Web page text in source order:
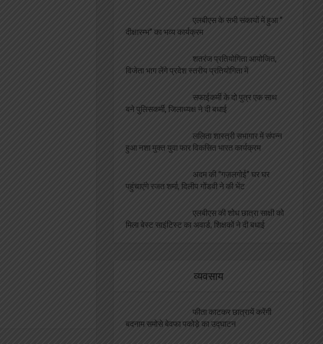
एलबीएस के सभी संकायों में हुआ ”
दीक्षारम्भ” का भव्य कार्यक्रम
शतरंज प्रतियोगिता आयोजित,
विजेता भाग लेंगे प्रदेश स्तरीय प्रतियोगिता में
सफाईकर्मी के दो पुत्र एक साथ
बने पुलिसकर्मी, जिलाध्यक्ष ने दी बधाई
ललिता शास्त्री सभागार में संपन्न
हुआ नशा मुक्त युवा फार विकसित भारत कार्यक्रम
अदम की “गज़लगोई” घर घर
पहुंचाएंगे रजत शर्मा, दिलीप गोंडवी ने की भेंट
एलबीएस की शोध छात्रा साक्षी को
मिला बेस्ट साइंटिस्ट का अवार्ड, शिक्षकों ने दी बधाई
व्यवसाय
फीता काटकर छात्रायें करेंगी
बदनाम समोसे बेवफा पकोड़े का उद्घाटन